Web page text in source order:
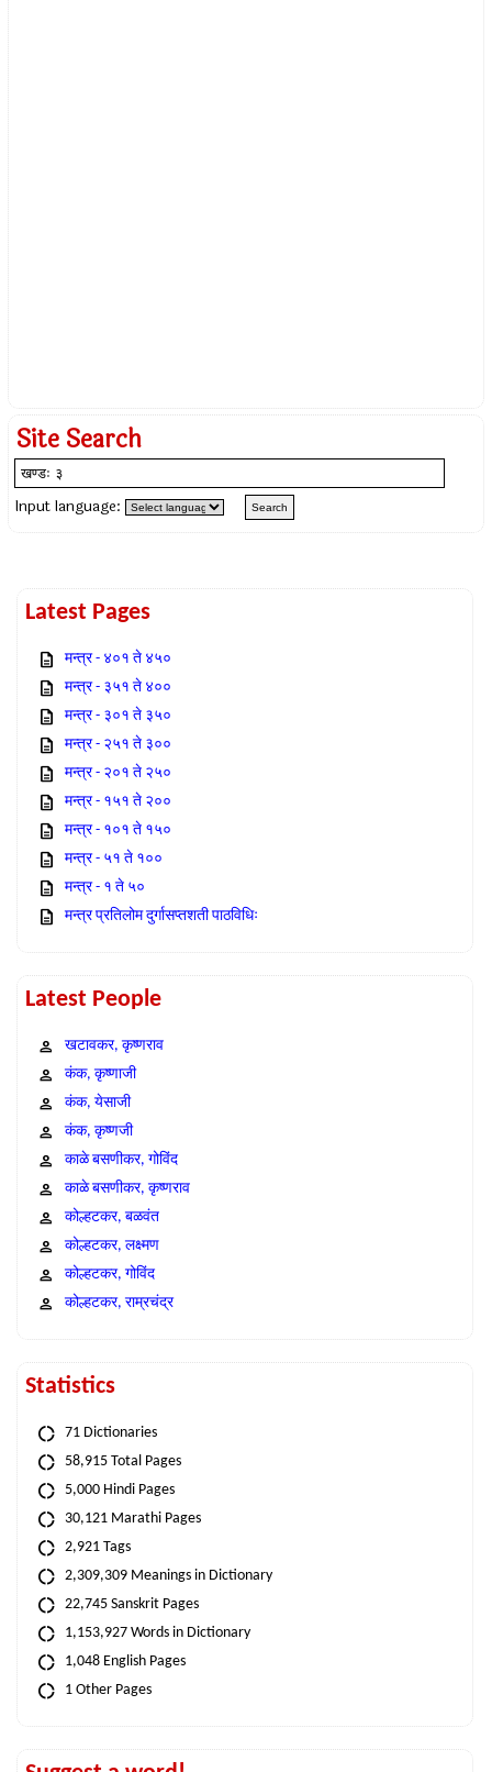
Site Search
Input language:
Latest Pages
मन्त्र - ४०१ ते ४५०
मन्त्र - ३५१ ते ४००
मन्त्र - ३०१ ते ३५०
मन्त्र - २५१ ते ३००
मन्त्र - २०१ ते २५०
मन्त्र - १५१ ते २००
मन्त्र - १०१ ते १५०
मन्त्र - ५१ ते १००
मन्त्र - १ ते ५०
मन्त्र प्रतिलोम दुर्गासप्तशती पाठविधिः
Latest People
खटावकर, कृष्णराव
कंक, कृष्णाजी
कंक, येसाजी
कंक, कृष्णजी
काळे बसणीकर, गोविंद
काळे बसणीकर, कृष्णराव
कोल्हटकर, बळवंत
कोल्हटकर, लक्ष्मण
कोल्हटकर, गोविंद
कोल्हटकर, राम्रचंद्र
Statistics
71 Dictionaries
58,915 Total Pages
5,000 Hindi Pages
30,121 Marathi Pages
2,921 Tags
2,309,309 Meanings in Dictionary
22,745 Sanskrit Pages
1,153,927 Words in Dictionary
1,048 English Pages
1 Other Pages